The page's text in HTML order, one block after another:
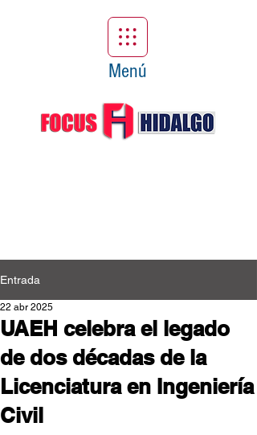
Menú
Entrada
UAEH celebra el legado
de dos décadas de la
Licenciatura en Ingeniería
Civil
22 abr 2025